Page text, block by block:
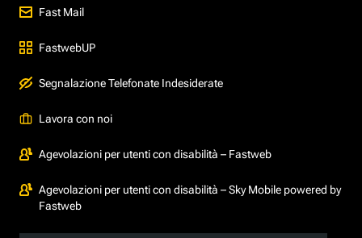
Fast Mail
FastwebUP
Segnalazione Telefonate Indesiderate
Lavora con noi
Agevolazioni per utenti con disabilità – Fastweb
Agevolazioni per utenti con disabilità – Sky Mobile powered by
Fastweb